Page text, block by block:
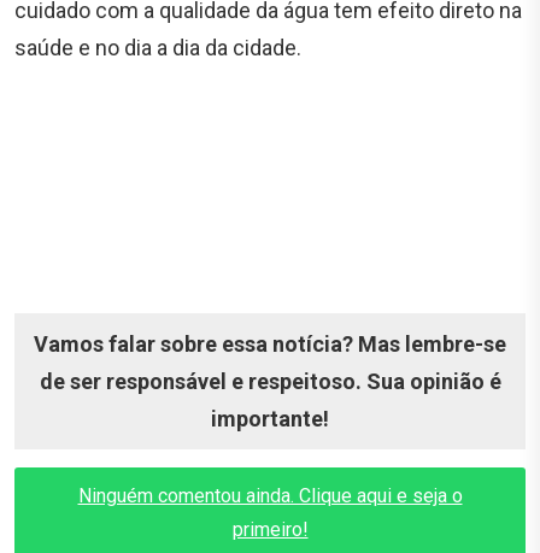
cuidado com a qualidade da água tem efeito direto na
saúde e no dia a dia da cidade.
Vamos falar sobre essa notícia? Mas lembre-se
de ser responsável e respeitoso. Sua opinião é
importante!
Ninguém comentou ainda. Clique aqui e seja o
primeiro!